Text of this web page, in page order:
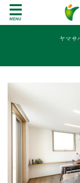
o
鹿
新
の
ヤ
ヤマサ